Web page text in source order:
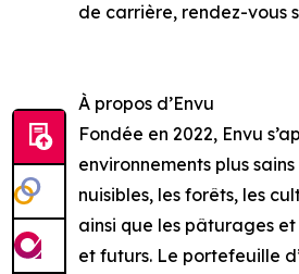
de carrière, rendez-vous
À propos d’Envu
Fondée en 2022, Envu
environnements plus
nuisibles, les forêts, les
ainsi que les pâturages
et futurs. Le portefeuille